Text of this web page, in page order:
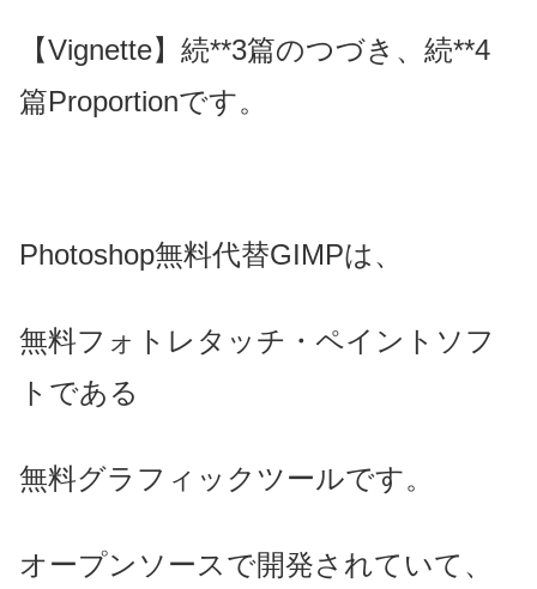
【Vignette】続**3篇のつづき、続**4
篇Proportionです。
Photoshop無料代替GIMPは、
無料フォトレタッチ・ペイントソフ
トである
無料グラフィックツールです。
オープンソースで開発されていて、